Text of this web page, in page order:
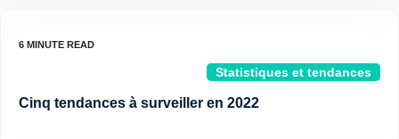
Statistiques et tendances
Cinq tendances à surveiller en 2022